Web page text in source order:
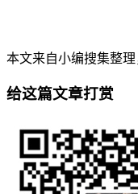
本文来自小编搜集整理
给这篇文章打赏